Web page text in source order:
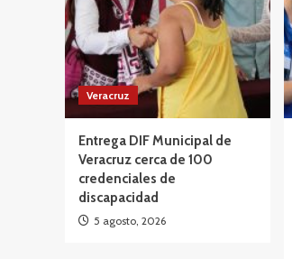
Veracruz
Entrega DIF Municipal de
Veracruz cerca de 100
credenciales de
discapacidad
5 agosto, 2026